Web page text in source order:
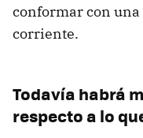
conformar con
corriente.
Todavía habrá
respecto a lo